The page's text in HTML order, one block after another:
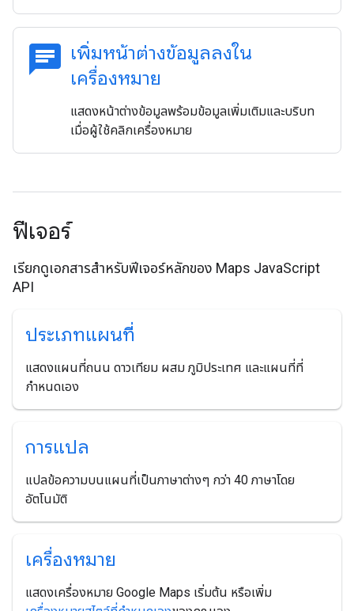
chat เพิ่มหน้าต่างข้อมูลลงใน
เครื่องหมาย
แสดงหน้าต่างข้อมูลพร้อมข้อมูลเพิ่มเติมและบริบท
เมื่อผู้ใช้คลิกเครื่องหมาย
ฟีเจอร์
เรียกดูเอกสารสําหรับฟีเจอร์หลักของ Maps JavaScript
API
ประเภทแผนที่
แสดงแผนที่ถนน ดาวเทียม ผสม ภูมิประเทศ และแผนที่ที่
กำหนดเอง
การแปล
แปลข้อความบนแผนที่เป็นภาษาต่างๆ กว่า 40 ภาษาโดย
อัตโนมัติ
เครื่องหมาย
แสดงเครื่องหมาย Google Maps เริ่มต้น หรือเพิ่ม